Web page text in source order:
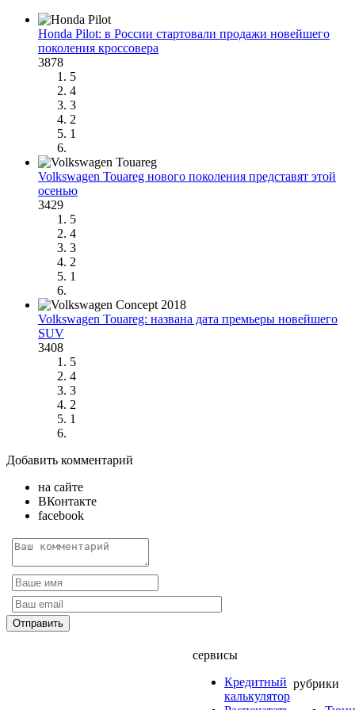
Honda Pilot: в России стартовали продажи новейшего
поколения кроссовера
3878
5
4
3
2
1
Volkswagen Touareg нового поколения представят этой
осенью
3429
5
4
3
2
1
Volkswagen Touareg: названа дата премьеры новейшего
SUV
3408
5
4
3
2
1
Добавить комментарий
на сайте
ВКонтакте
facebook
сервисы
Кредитный
калькулятор
рубрики